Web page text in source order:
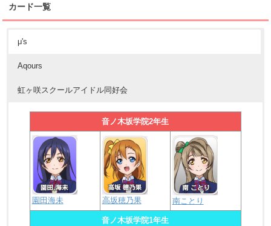
カード一覧
μ's
Aqours
虹ヶ咲スクールアイドル同好会
音ノ木坂学院2年生
園田海未 高坂穂乃果 南ことり
音ノ木坂学院1年生